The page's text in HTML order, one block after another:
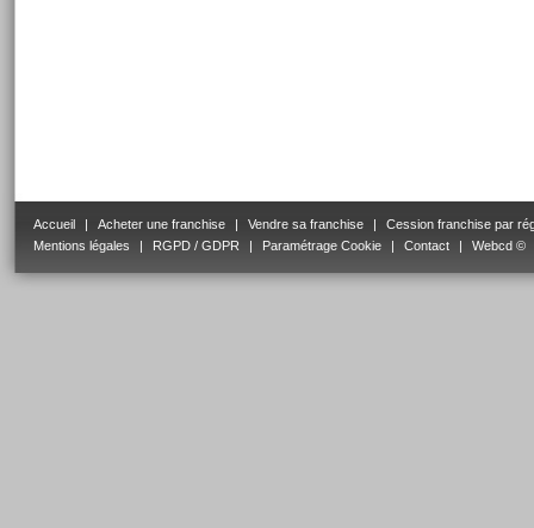
Accueil | Acheter une franchise | Vendre sa franchise |
Cession franchise par
Mentions légales
| RGPD / GDPR | Paramétrage Cookie | Contact | Webcd ©